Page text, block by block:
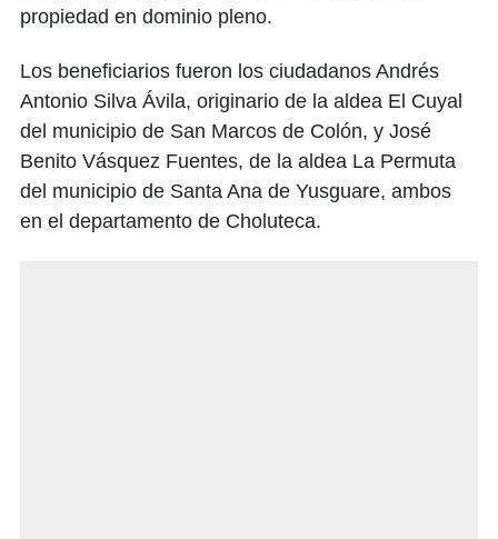
propiedad en dominio pleno.
Los beneficiarios fueron los ciudadanos Andrés
Antonio Silva Ávila, originario de la aldea El Cuyal
del municipio de San Marcos de Colón, y José
Benito Vásquez Fuentes, de la aldea La Permuta
del municipio de Santa Ana de Yusguare, ambos
en el departamento de Choluteca.